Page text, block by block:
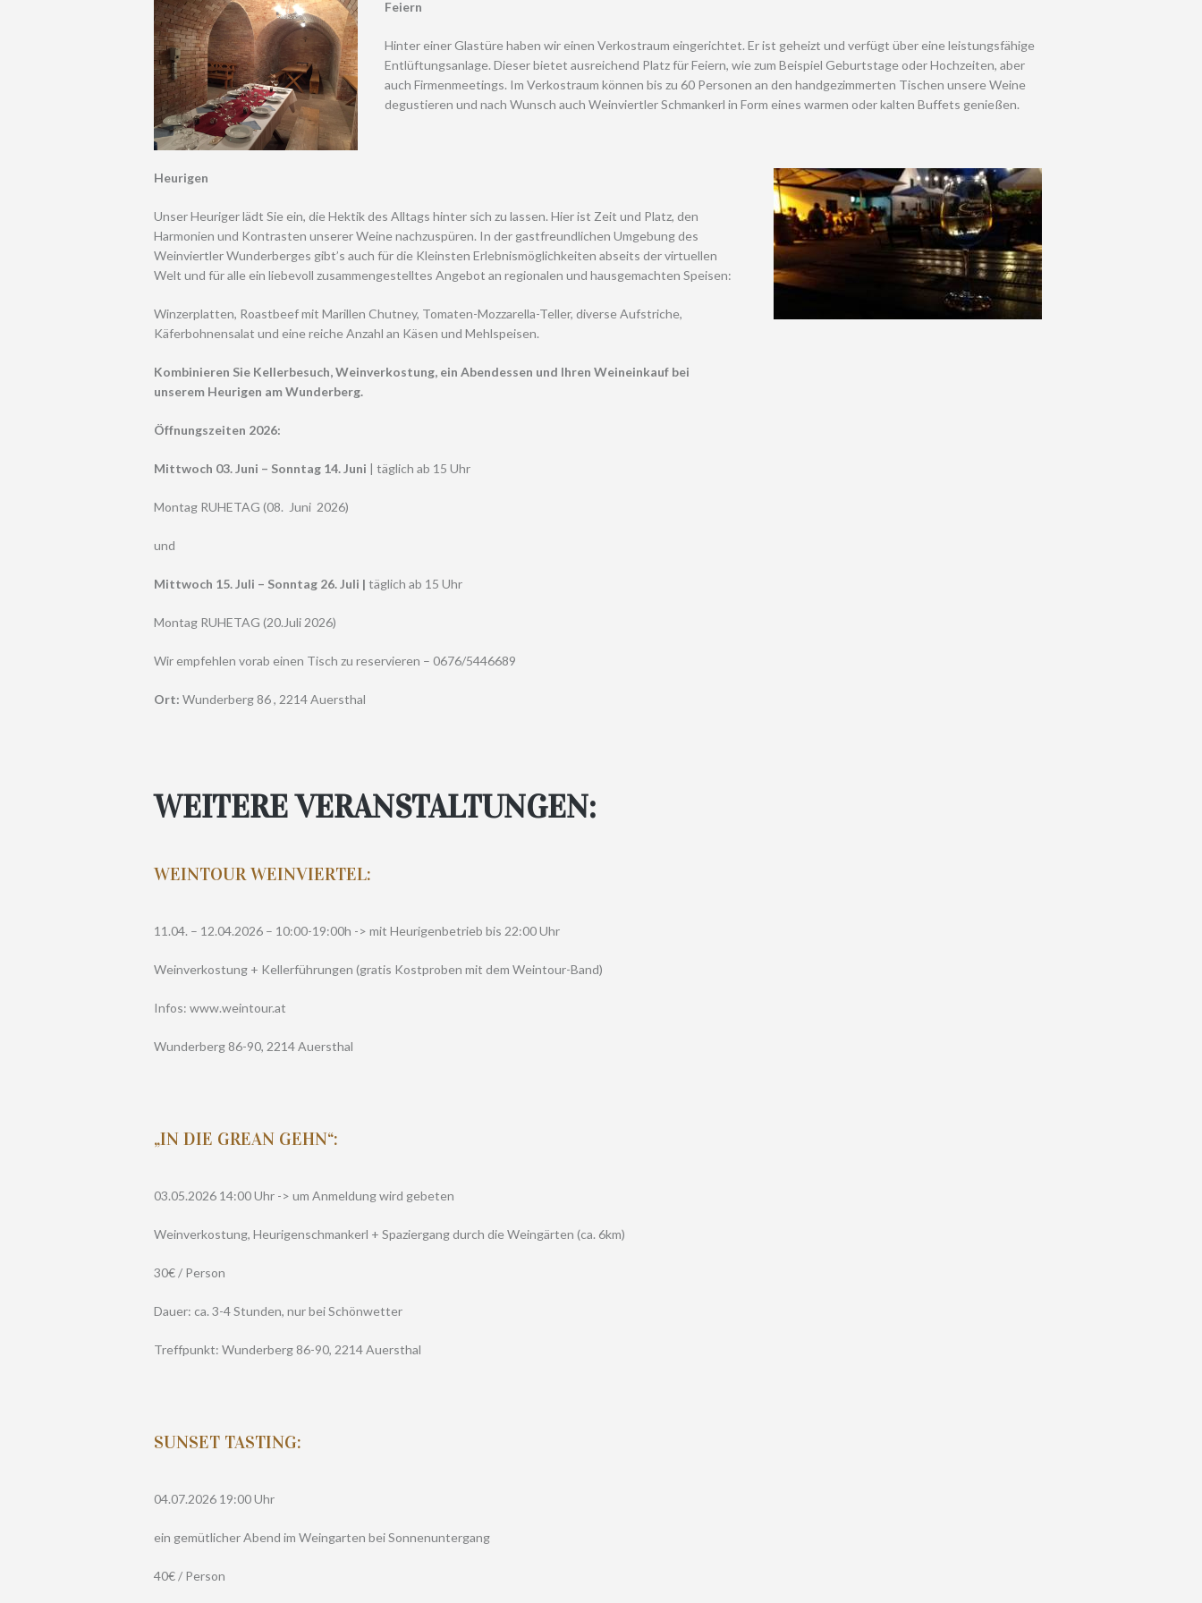
Feiern
Hinter einer Glastüre haben wir einen Verkostraum eingerichtet. Er ist geheizt und verfügt über eine leistungsfähige
Entlüftungsanlage. Dieser bietet ausreichend Platz für Feiern, wie zum Beispiel Geburtstage oder Hochzeiten, aber
auch Firmenmeetings. Im Verkostraum können bis zu 60 Personen an den handgezimmerten Tischen unsere Weine
degustieren und nach Wunsch auch Weinviertler Schmankerl in Form eines warmen oder kalten Buffets genießen.
Heurigen
Unser Heuriger lädt Sie ein, die Hektik des Alltags hinter sich zu lassen. Hier ist Zeit und Platz, den
Harmonien und Kontrasten unserer Weine nachzuspüren. In der gastfreundlichen Umgebung des
Weinviertler Wunderberges gibt’s auch für die Kleinsten Erlebnismöglichkeiten abseits der virtuellen
Welt und für alle ein liebevoll zusammengestelltes Angebot an regionalen und hausgemachten Speisen:
Winzerplatten, Roastbeef mit Marillen Chutney, Tomaten-Mozzarella-Teller, diverse Aufstriche,
Käferbohnensalat und eine reiche Anzahl an Käsen und Mehlspeisen.
Kombinieren Sie Kellerbesuch, Weinverkostung, ein Abendessen und Ihren Weineinkauf bei
unserem Heurigen am Wunderberg.
Öffnungszeiten 2026:
Mittwoch 03. Juni – Sonntag 14. Juni | täglich ab 15 Uhr
Montag RUHETAG (08. Juni 2026)
und
Mittwoch 15. Juli – Sonntag 26. Juli | täglich ab 15 Uhr
Montag RUHETAG (20.Juli 2026)
Wir empfehlen vorab einen Tisch zu reservieren – 0676/5446689
Ort: Wunderberg 86 , 2214 Auersthal
WEITERE VERANSTALTUNGEN:
WEINTOUR WEINVIERTEL:
11.04. – 12.04.2026 – 10:00-19:00h -> mit Heurigenbetrieb bis 22:00 Uhr
Weinverkostung + Kellerführungen (gratis Kostproben mit dem Weintour-Band)
Infos: www.weintour.at
Wunderberg 86-90, 2214 Auersthal
„IN DIE GREAN GEHN“:
03.05.2026 14:00 Uhr -> um Anmeldung wird gebeten
Weinverkostung, Heurigenschmankerl + Spaziergang durch die Weingärten (ca. 6km)
30€ / Person
Dauer: ca. 3-4 Stunden, nur bei Schönwetter
Treffpunkt: Wunderberg 86-90, 2214 Auersthal
SUNSET TASTING:
04.07.2026 19:00 Uhr
ein gemütlicher Abend im Weingarten bei Sonnenuntergang
40€ / Person